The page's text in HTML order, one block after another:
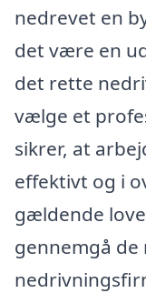
nedrevet en
det være en
det rette
vælge et
sikrer, at
effektivt og i
gældende
gennemgå de